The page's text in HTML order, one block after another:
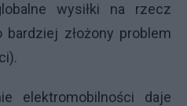
wysiłki na rzecz
złożony problem
elektromobilności daje